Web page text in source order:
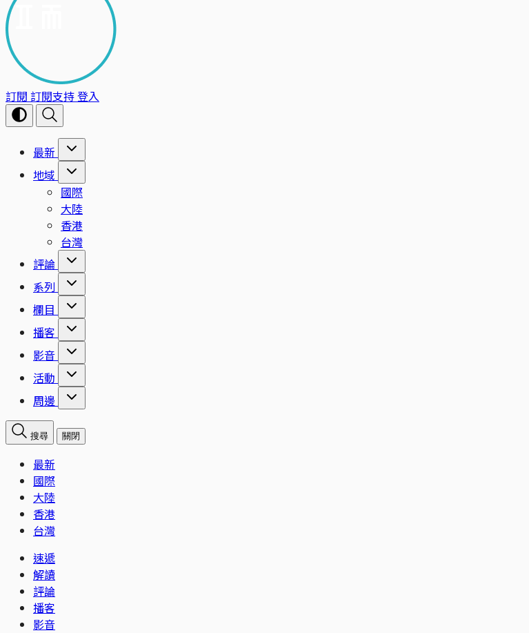
訂閱 訂閱支持登入
最新
地域
國際
大陸
香港
台灣
評論
系列
欄目
播客
影音
活動
周邊
搜尋 關閉
最新
國際
大陸
香港
台灣
速遞
解讀
評論
播客
影音